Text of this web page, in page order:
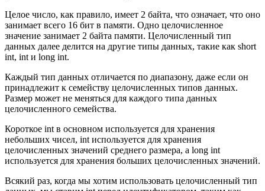
Целое число, как правило, имеет 2 байта, что означает, что оно
занимает всего 16 бит в памяти. Одно целочисленное
значение занимает 2 байта памяти. Целочисленный тип
данных далее делится на другие типы данных, такие как short
int, int и long int.
Каждый тип данных отличается по диапазону, даже если он
принадлежит к семейству целочисленных типов данных.
Размер может не меняться для каждого типа данных
целочисленного семейства.
Короткое int в основном используется для хранения
небольших чисел, int используется для хранения
целочисленных значений среднего размера, а long int
используется для хранения больших целочисленных значений.
Всякий раз, когда мы хотим использовать целочисленный тип